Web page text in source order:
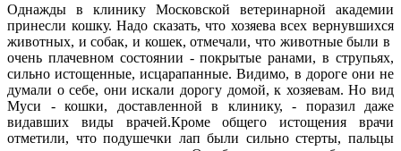
Однажды в клинику Московской ветеринарной академии
принесли кошку. Надо сказать, что хозяева всех вернувшихся
животных, и собак, и кошек, отмечали, что животные были в
очень плачевном состоянии - покрытые ранами, в струпьях,
сильно истощенные, исцарапанные. Видимо, в дороге они не
думали о себе, они искали дорогу домой, к хозяевам. Но вид
Муси - кошки, доставленной в клинику, - поразил даже
видавших виды врачей.Кроме общего истощения врачи
отметили, что подушечки лап были сильно стерты, пальцы